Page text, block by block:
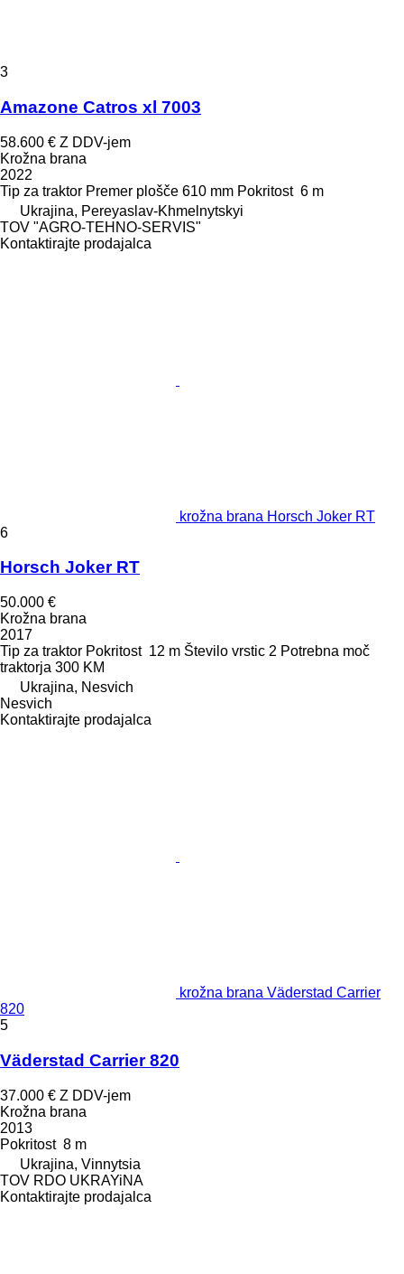
3
Amazone Catros xl 7003
58.600 € Z DDV-jem
Krožna brana
2022
Tip za traktor Premer plošče 610 mm Pokritost 6 m
Ukrajina, Pereyaslav-Khmelnytskyi
TOV "AGRO-TEHNO-SERVIS"
Kontaktirajte prodajalca
krožna brana Horsch Joker RT
6
Horsch Joker RT
50.000 €
Krožna brana
2017
Tip za traktor Pokritost 12 m Število vrstic 2 Potrebna moč
traktorja 300 KM
Ukrajina, Nesvich
Nesvich
Kontaktirajte prodajalca
krožna brana Väderstad Carrier
820
5
Väderstad Carrier 820
37.000 € Z DDV-jem
Krožna brana
2013
Pokritost 8 m
Ukrajina, Vinnytsia
TOV RDO UKRAYiNA
Kontaktirajte prodajalca